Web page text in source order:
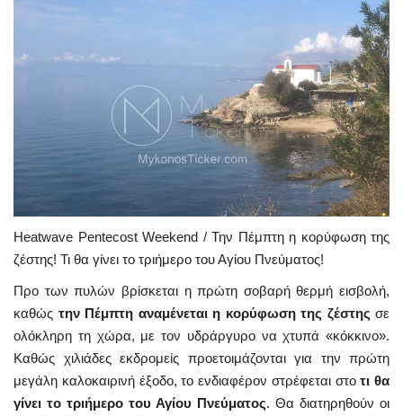
Heatwave Pentecost Weekend / Την Πέμπτη η κορύφωση της
ζέστης! Τι θα γίνει το τριήμερο του Αγίου Πνεύματος!
Προ των πυλών βρίσκεται η πρώτη σοβαρή θερμή εισβολή,
καθώς την Πέμπτη αναμένεται η κορύφωση της ζέστης σε
ολόκληρη τη χώρα, με τον υδράργυρο να χτυπά «κόκκινο».
Καθώς χιλιάδες εκδρομείς προετοιμάζονται για την πρώτη
μεγάλη καλοκαιρινή έξοδο, το ενδιαφέρον στρέφεται στοτι θα
γίνει το τριήμερο του Αγίου Πνεύματος. Θα διατηρηθούν οι